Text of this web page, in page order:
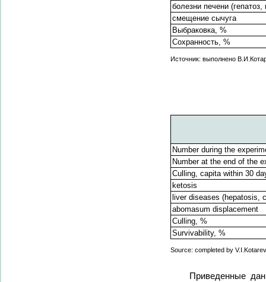
болезни печени
смещение сычуга
Выбраковка, %
Сохранность, %
Источник: выполнено
Number during the
Number at the end of the
Culling, capita within 30
ketosis
liver diseases (hepatosis,
abomasum displacement
Culling, %
Survivability, %
Source: completed by
Приведенные